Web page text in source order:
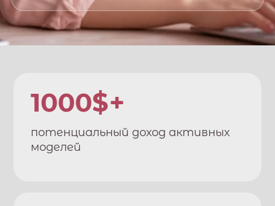
1000$+
потенциальный доход активных
моделей